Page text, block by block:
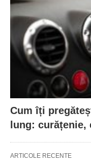
Cum îți
lung:
ARTICOLE RECENTE